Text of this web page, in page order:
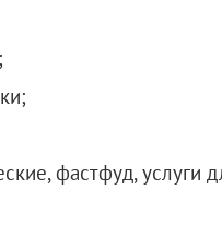
фастфуд, услуги